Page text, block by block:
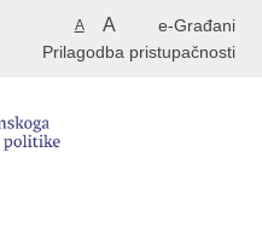
e-Građani
A A
Prilagodba pristupačnosti